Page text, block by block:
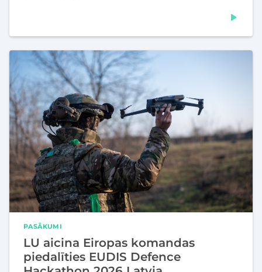
PASĀKUMI
LU aicina Eiropas komandas
piedalīties EUDIS Defence